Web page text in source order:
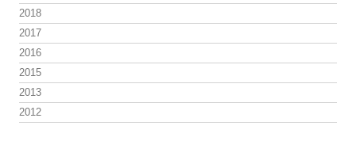
2018
2017
2016
2015
2013
2012